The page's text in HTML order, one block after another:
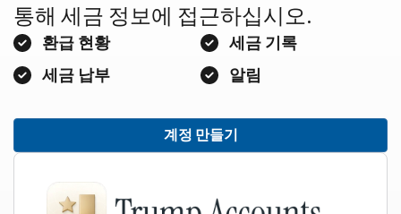
통해 세금 정보에 접근하십시오.
환급 현황
세금 기록
세금 납부
알림
계정 만들기